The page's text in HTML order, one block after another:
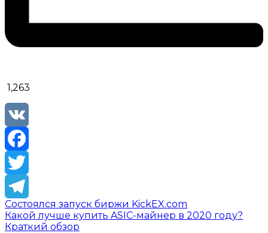
1,263
VK
Facebook
Twitter
Telegram
Состоялся запуск биржи KickEX.com
Какой лучше купить ASIC-майнер в 2020 году?
Краткий обзор